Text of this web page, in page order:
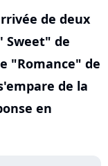
de deux
Sweet" de
"Romance" de
de la
en